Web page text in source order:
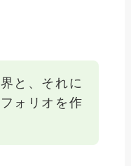
と、それに
ォリオを作